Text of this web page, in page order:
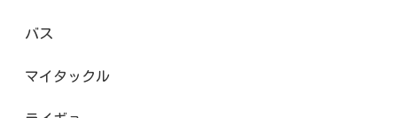
バス
マイタックル